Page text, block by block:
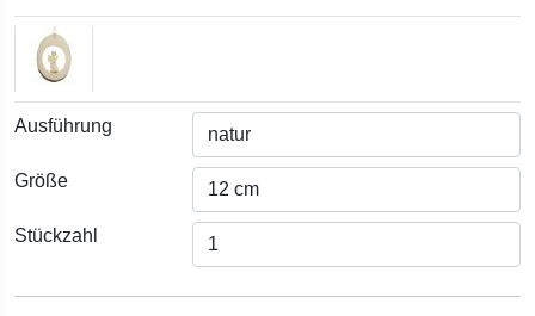
Ausführung
Größe
Stückzahl